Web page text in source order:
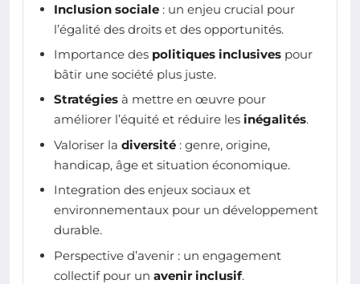
Inclusion sociale : un enjeu crucial pour
l’égalité des droits et des opportunités.
Importance des politiques inclusives pour
bâtir une société plus juste.
Stratégies à mettre en œuvre pour
améliorer l’équité et réduire les inégalités.
Valoriser la diversité : genre, origine,
handicap, âge et situation économique.
Integration des enjeux sociaux et
environnementaux pour un développement
durable.
Perspective d’avenir : un engagement
collectif pour un avenir inclusif.